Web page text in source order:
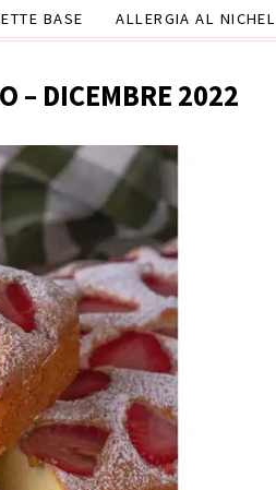
BASE ALLERGIA AL NICHEL
– DICEMBRE 2022